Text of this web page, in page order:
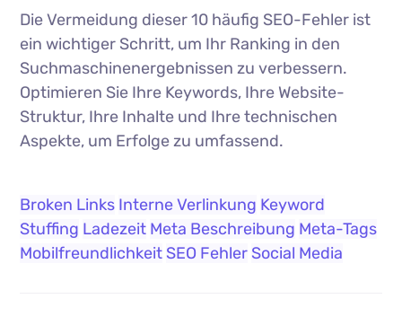
Die Vermeidung dieser 10 häufig SEO-Fehler ist
ein wichtiger Schritt, um Ihr Ranking in den
Suchmaschinenergebnissen zu verbessern.
Optimieren Sie Ihre Keywords, Ihre Website-
Struktur, Ihre Inhalte und Ihre technischen
Aspekte, um Erfolge zu umfassend.
Broken Links Interne Verlinkung Keyword
Stuffing Ladezeit Meta Beschreibung Meta-Tags
Mobilfreundlichkeit SEO Fehler Social Media